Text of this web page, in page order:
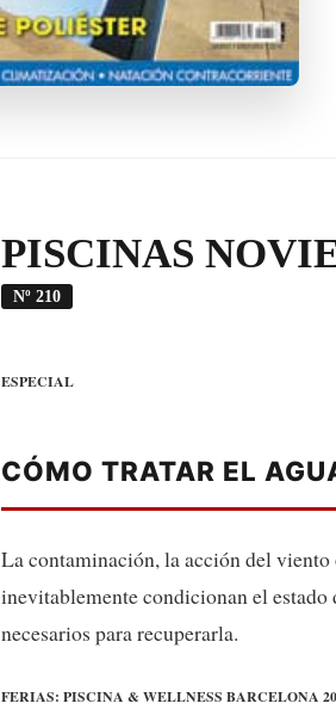
PISCINAS
Nº 210
ESPECIAL
CÓMO TRATAR EL
La contaminación, la acción del viento
inevitablemente condicionan el
necesarios para recuperarla.
FERIAS: PISCINA & WELLNESS BARCELONA